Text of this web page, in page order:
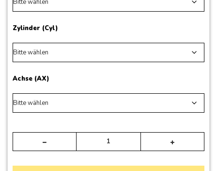
Zylinder (Cyl)
Achse (AX)